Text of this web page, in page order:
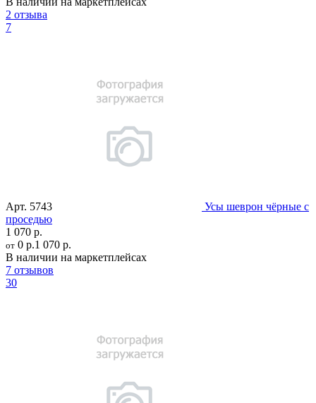
2 отзыва
7
Арт. 5743
Усы шеврон чёрные с
проседью
1 070 р.
от 0 р.1 070 р.
В наличии на маркетплейсах
7 отзывов
30